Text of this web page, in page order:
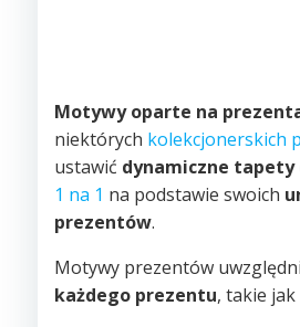
Motywy oparte na
niektórych kolekcjonerskich
ustawić dynamiczne tapety
1 na 1 na podstawie swoich
prezentów.
Motywy prezentów
każdego prezentu, takie jak